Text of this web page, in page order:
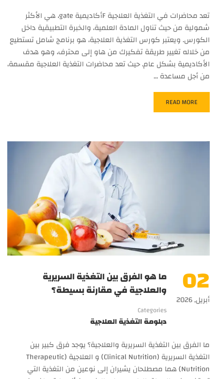
تعد محاضرات في التغذية العلاجية Fأكاديمية gate، هي الأكثر
شمولية من حيث تناول المادة العلمية، والخبرة التطبيقية داخل
الكورس. ويعتبر كورس التغذية العلاجية، هو برنامج شامل تستطيع
من خلاله تغيير طريقة تفكيرك من هاو إلى محترف، وهو هدف
الأكاديمية بشكل عام. حيث تعد محاضرات التغذية العلاجية مقسمة،
من أجل مساعدة …
READ MORE
02
أبريل, 2026
ما هو الفرق بين التغذية السريرية
والعلاجية في مقارنة بسيطة؟
Categories
دبلومة التغذية العلاجية
ما الفرق بين التغذية السريرية والعلاجية؟ يوجد فرق كبير بين
التغذية السريرية (Clinical Nutrition) و العلاجية (Therapeutic
Nutrition) هما مصطلحان يشيران إلى نوعين من التغذية التي